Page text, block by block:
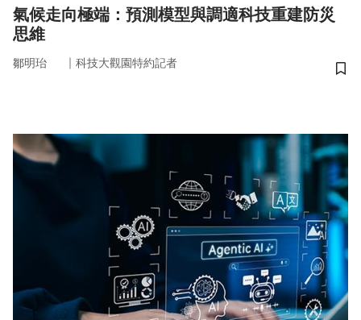
氣候走向極端：預測模型與調適科技重建防災
思維
鄒明珆 ｜ 科技大觀園特約記者
儲